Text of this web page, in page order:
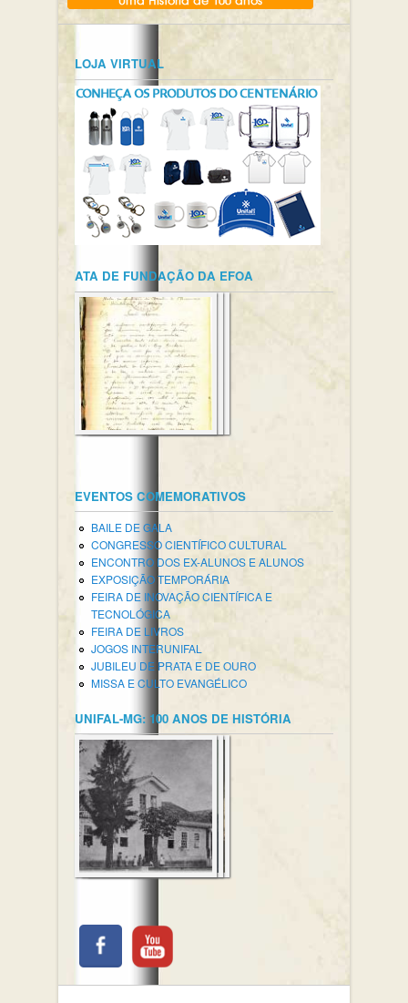
LOJA VIRTUAL
ATA DE FUNDAÇÃO DA EFOA
EVENTOS COMEMORATIVOS
BAILE DE GALA
CONGRESSO CIENTÍFICO CULTURAL
ENCONTRO DOS EX-ALUNOS E ALUNOS
EXPOSIÇÃO TEMPORÁRIA
FEIRA DE INOVAÇÃO CIENTÍFICA E
TECNOLÓGICA
FEIRA DE LIVROS
JOGOS INTERUNIFAL
JUBILEU DE PRATA E DE OURO
MISSA E CULTO EVANGÉLICO
UNIFAL-MG: 100 ANOS DE HISTÓRIA